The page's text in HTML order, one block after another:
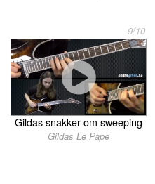
9/10
Gildas snakker om sweeping
Gildas Le Pape